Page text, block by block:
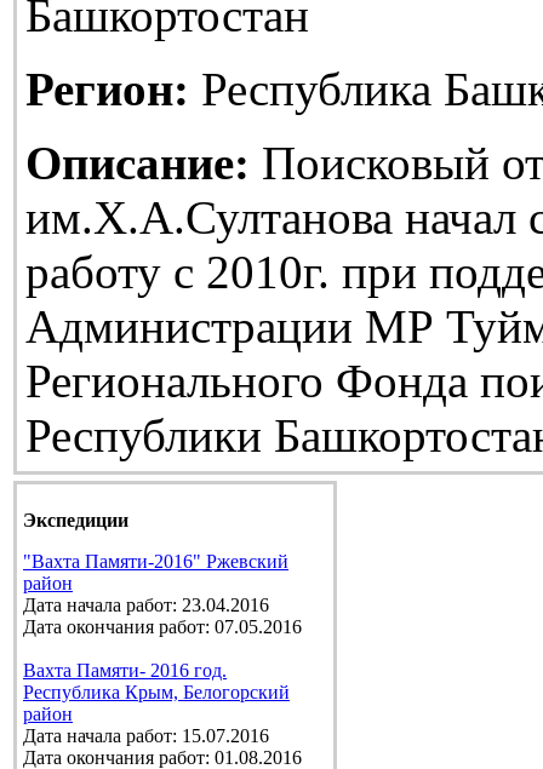
Башкортостан
Регион: Республика
Описание: Поисковый
им.Х.А.Султанова начал
работу с 2010г. при
Администрации МР
Регионального Фонда
Республики
Экспедиции
"Вахта Памяти-2016" Ржевский
район
Дата начала работ: 23.04.2016
Дата окончания работ: 07.05.2016
Вахта Памяти- 2016 год.
Республика Крым, Белогорский
район
Дата начала работ: 15.07.2016
Дата окончания работ: 01.08.2016